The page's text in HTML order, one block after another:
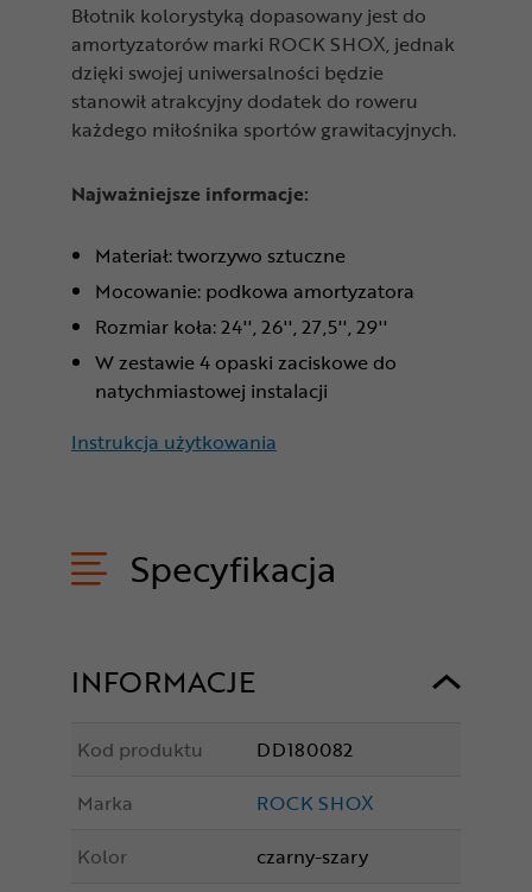
Błotnik kolorystyką dopasowany jest do
amortyzatorów marki ROCK SHOX, jednak
dzięki swojej uniwersalności będzie
stanowił atrakcyjny dodatek do roweru
każdego miłośnika sportów grawitacyjnych.
Najważniejsze informacje:
Materiał: tworzywo sztuczne
Mocowanie: podkowa amortyzatora
Rozmiar koła: 24'', 26'', 27,5'', 29''
W zestawie 4 opaski zaciskowe do
natychmiastowej instalacji
Instrukcja użytkowania
Specyfikacja
INFORMACJE
Kod produktu
DD180082
Marka
ROCK SHOX
Kolor
czarny-szary